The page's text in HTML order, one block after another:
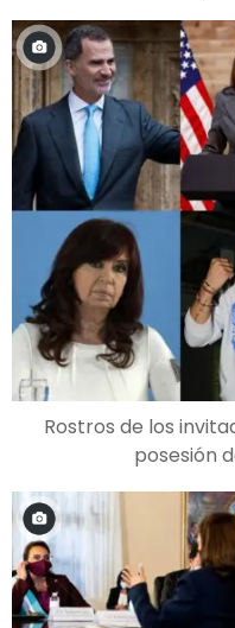
Rostros de los
posesión